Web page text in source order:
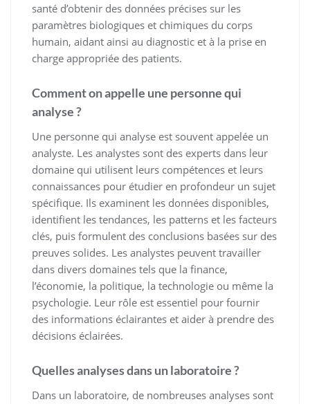
santé d’obtenir des données précises sur les
paramètres biologiques et chimiques du corps
humain, aidant ainsi au diagnostic et à la prise en
charge appropriée des patients.
Comment on appelle une personne qui
analyse ?
Une personne qui analyse est souvent appelée un
analyste. Les analystes sont des experts dans leur
domaine qui utilisent leurs compétences et leurs
connaissances pour étudier en profondeur un sujet
spécifique. Ils examinent les données disponibles,
identifient les tendances, les patterns et les facteurs
clés, puis formulent des conclusions basées sur des
preuves solides. Les analystes peuvent travailler
dans divers domaines tels que la finance,
l’économie, la politique, la technologie ou même la
psychologie. Leur rôle est essentiel pour fournir
des informations éclairantes et aider à prendre des
décisions éclairées.
Quelles analyses dans un laboratoire ?
Dans un laboratoire, de nombreuses analyses sont